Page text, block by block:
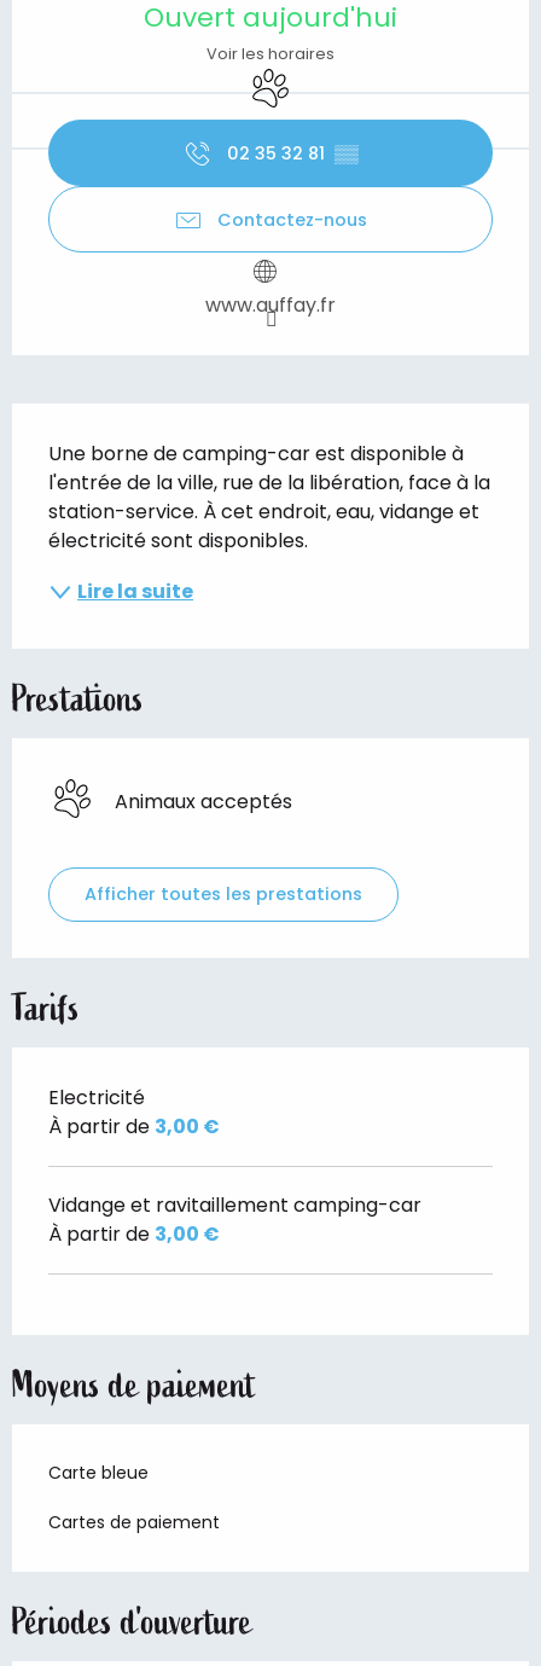
Ouvert aujourd'hui
Voir les horaires
Animaux acceptés
02 35 32 81 ▒▒
Contactez-nous
www.auffay.fr
Une borne de camping-car est disponible à
l'entrée de la ville, rue de la libération, face à la
station-service. À cet endroit, eau, vidange et
électricité sont disponibles.
Lire la suite
Prestations
Animaux acceptés
Afficher toutes les prestations
Tarifs
Electricité
À partir de 3,00 €
Vidange et ravitaillement camping-car
À partir de 3,00 €
Moyens de paiement
Carte bleue
Cartes de paiement
Périodes d'ouverture